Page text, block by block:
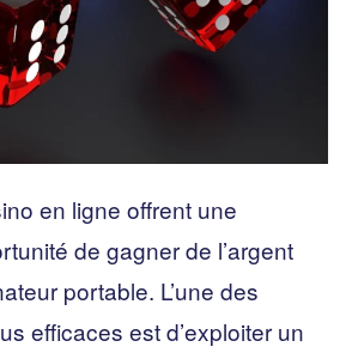
en ligne offrent une
de gagner de l’argent
portable. L’une des
efficaces est d’exploiter un